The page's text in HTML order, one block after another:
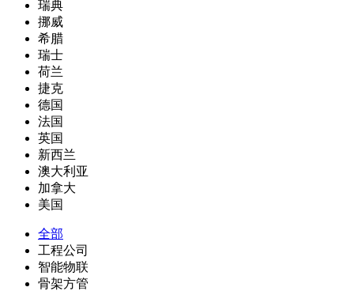
瑞典
挪威
希腊
瑞士
荷兰
捷克
德国
法国
英国
新西兰
澳大利亚
加拿大
美国
全部
工程公司
智能物联
骨架方管